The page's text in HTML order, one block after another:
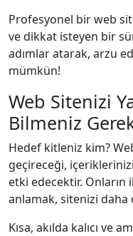
Profesyonel bir web
ve dikkat isteyen bir
adımlar atarak, arzu
mümkün!
Web Sitenizi
Bilmeniz
Hedef kitleniz kim?
geçireceği,
etki edecektir. Onların
anlamak, sitenizi daha
Kısa, akılda kalıcı ve